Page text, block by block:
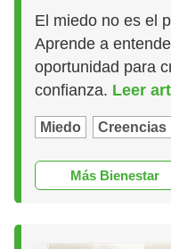
El miedo no es el
Aprende a
oportunidad para
confianza. Leer
Miedo Creencias
Más Bienestar